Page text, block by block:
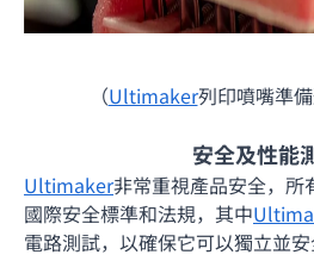
（Ultimaker列印噴嘴準備
安全及性能
Ultimaker非常重視產品安全，所
國際安全標準和法規，其中
電路測試，以確保它可以獨立並安